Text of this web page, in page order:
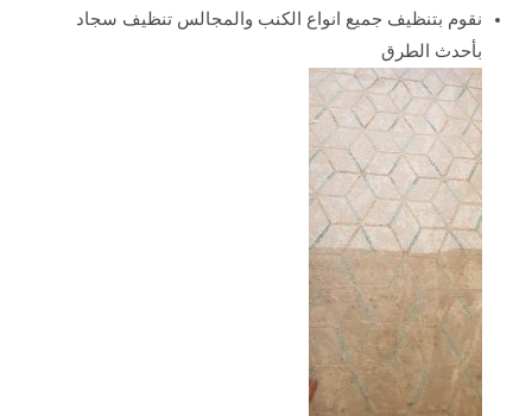
نقوم بتنظيف جميع انواع الكنب والمجالس تنظيف سجاد
بأحدث الطرق